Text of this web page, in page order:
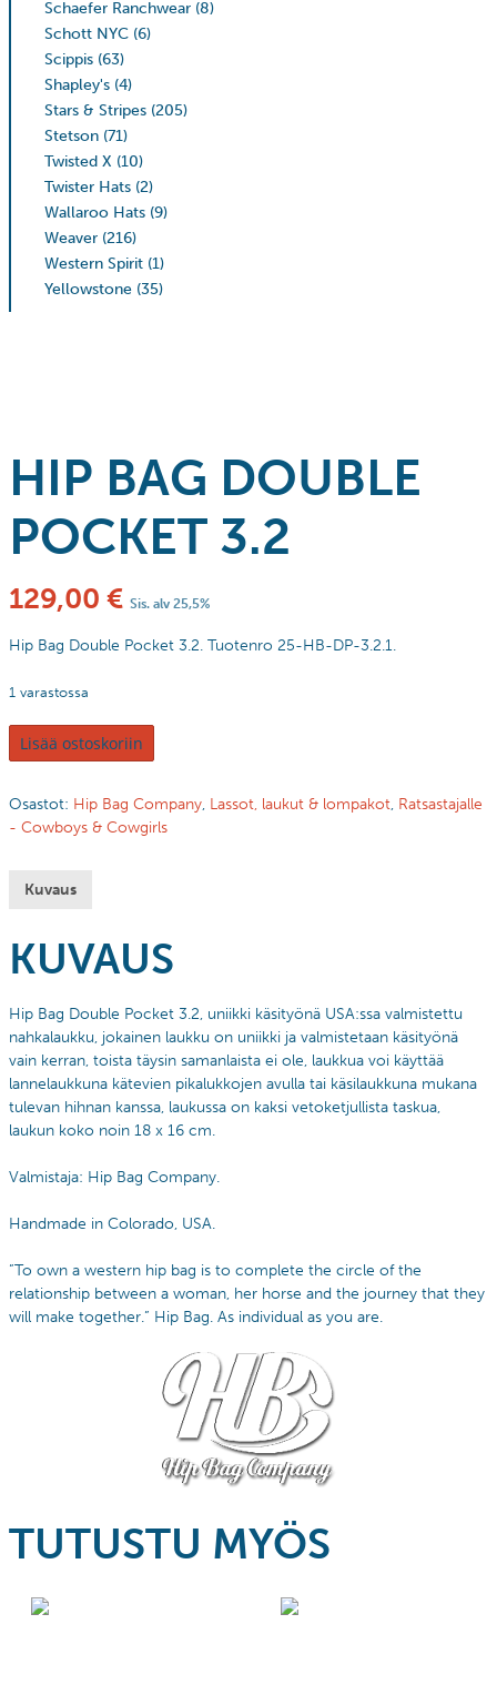
Schaefer Ranchwear (8)
Schott NYC (6)
Scippis (63)
Shapley's (4)
Stars & Stripes (205)
Stetson (71)
Twisted X (10)
Twister Hats (2)
Wallaroo Hats (9)
Weaver (216)
Western Spirit (1)
Yellowstone (35)
HIP BAG DOUBLE
POCKET 3.2
129,00 € Sis. alv 25,5%
Hip Bag Double Pocket 3.2. Tuotenro 25-HB-DP-3.2.1.
1 varastossa
Lisää ostoskoriin
Osastot: Hip Bag Company, Lassot, laukut & lompakot, Ratsastajalle
- Cowboys & Cowgirls
Kuvaus
KUVAUS
Hip Bag Double Pocket 3.2, uniikki käsityönä USA:ssa valmistettu
nahkalaukku, jokainen laukku on uniikki ja valmistetaan käsityönä
vain kerran, toista täysin samanlaista ei ole, laukkua voi käyttää
lannelaukkuna kätevien pikalukkojen avulla tai käsilaukkuna mukana
tulevan hihnan kanssa, laukussa on kaksi vetoketjullista taskua,
laukun koko noin 18 x 16 cm.
Valmistaja: Hip Bag Company.
Handmade in Colorado, USA.
”To own a western hip bag is to complete the circle of the
relationship between a woman, her horse and the journey that they
will make together.” Hip Bag. As individual as you are.
TUTUSTU MYÖS